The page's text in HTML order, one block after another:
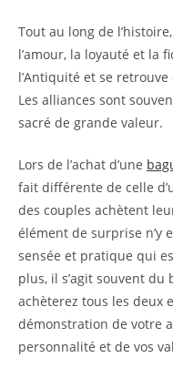
Tout au long de
l’amour, la loyauté et la
l’Antiquité et se
Les alliances sont
sacré de grande valeur.
Lors de l’achat d’une
fait différente de celle
des couples achètent
élément de surprise n’y
sensée et pratique qui
plus, il s’agit souvent
achèterez tous les deux
démonstration de votre
personnalité et de vos